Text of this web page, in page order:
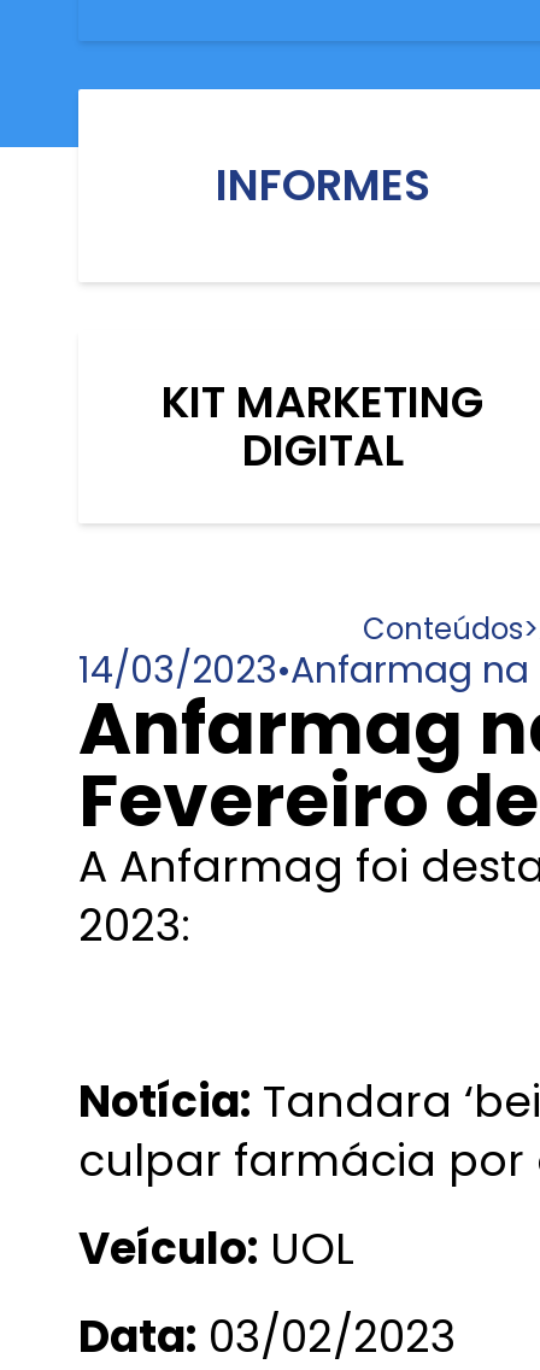
INFORMES
KIT MARKETING
DIGITAL
Conteúdos>
14/03/2023•Anfarmag na
Anfarmag
Fevereiro
A Anfarmag foi
2023:
Notícia: Tandara
culpar farmácia por
Veículo: UOL
Data: 03/02/2023